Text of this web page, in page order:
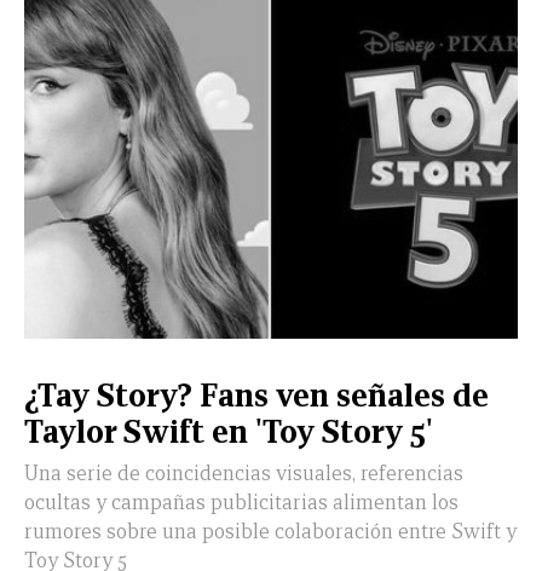
CERRAR
NUEVO
LEÓN
TAMAULIPAS
COAHUILA
NACIONAL
INTERNACIONAL
FINANZAS
OPINIÓN
DEPORTES
ESPECTÁCULOS
TENDENCIA
ESTILO
DE
VIDA
PODCAST
CONTACTO
NEWSLETTER
HEMEROTECA
SUPLEMENTOS
¿Tay Story? Fans ven señales de
Taylor Swift en 'Toy Story 5'
Una serie de coincidencias visuales, referencias
ocultas y campañas publicitarias alimentan los
rumores sobre una posible colaboración entre Swift y
Toy Story 5